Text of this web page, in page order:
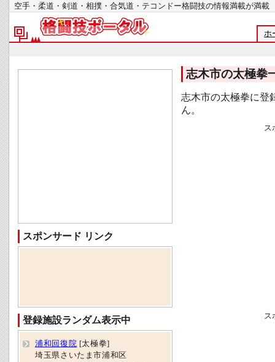
空手・柔道・剣道・相撲・合気道・テコンドー格闘技の情報満載が
ホ
志木市の太極拳
志木市の太極拳に登
ん。
ス
ス
スポンサード リンク
登録施設ランダム表示中
浦和回復院 [太極拳]
埼玉県さいたま市浦和区